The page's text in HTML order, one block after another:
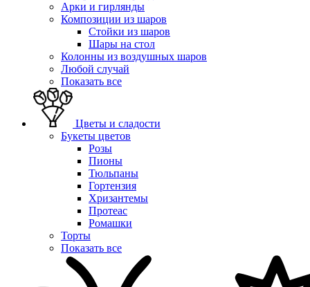
Арки и гирлянды
Композиции из шаров
Стойки из шаров
Шары на стол
Колонны из воздушных шаров
Любой случай
Показать все
Цветы и сладости
Букеты цветов
Розы
Пионы
Тюльпаны
Гортензия
Хризантемы
Протеас
Ромашки
Торты
Показать все